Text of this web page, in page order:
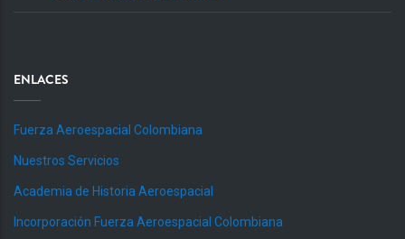
ENLACES
Fuerza Aeroespacial Colombiana
Nuestros Servicios
Academia de Historia Aeroespacial
Incorporación Fuerza Aeroespacial Colombiana